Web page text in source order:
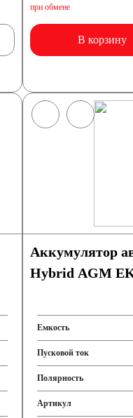
при обмене
В корзину
Аккумулятор
Hybrid AGM
Емкость
Пусковой ток
Полярность
Артикул